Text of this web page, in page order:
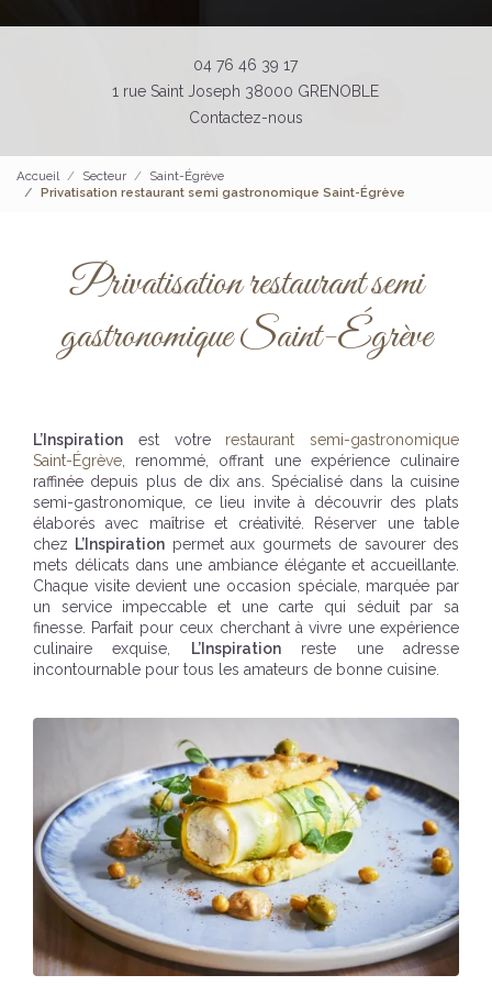
04 76 46 39 17
1 rue Saint Joseph 38000 GRENOBLE
Contactez-nous
Accueil Secteur
Saint-Égrève
Privatisation restaurant semi gastronomique Saint-Égrève
Privatisation restaurant semi
gastronomique Saint-Égrève
L’Inspiration est votre restaurant semi-gastronomique
Saint-Égrève , renommé, offrant une expérience culinaire
raffinée depuis plus de dix ans. Spécialisé dans la cuisine
semi-gastronomique, ce lieu invite à découvrir des plats
élaborés avec maîtrise et créativité. Réserver une table
chez L’Inspiration permet aux gourmets de savourer des
mets délicats dans une ambiance élégante et accueillante.
Chaque visite devient une occasion spéciale, marquée par
un service impeccable et une carte qui séduit par sa
finesse. Parfait pour ceux cherchant à vivre une expérience
culinaire exquise,
L’Inspirationreste une adresse
incontournable pour tous les amateurs de bonne cuisine.